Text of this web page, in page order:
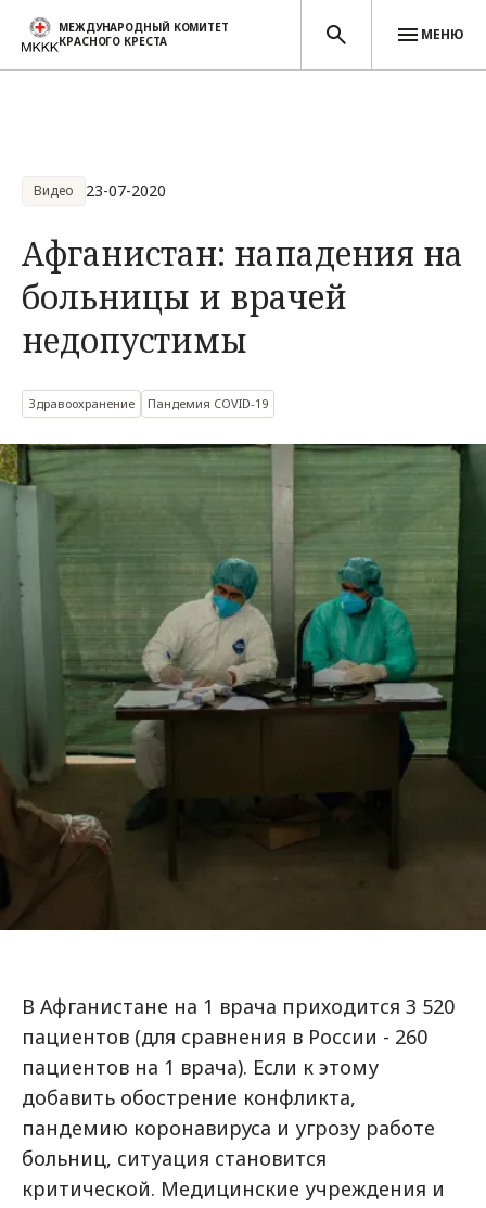
МЕЖДУНАРОДНЫЙ КОМИТЕТ
КРАСНОГО КРЕСТА
МЕНЮ
Видео 23-07-2020
Афганистан: нападения на
больницы и врачей
недопустимы
Здравоохранение Пандемия COVID-19
В Афганистане на 1 врача приходится 3 520
пациентов (для сравнения в России - 260
пациентов на 1 врача). Если к этому
добавить обострение конфликта,
пандемию коронавируса и угрозу работе
больниц, ситуация становится
критической. Медицинские учреждения и